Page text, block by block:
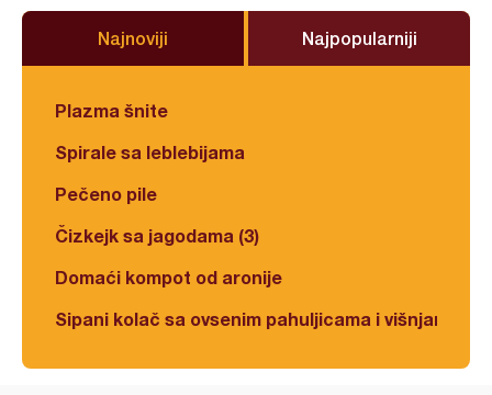
Najnoviji Najpopularniji
Plazma šnite
Spirale sa leblebijama
Pečeno pile
Čizkejk sa jagodama (3)
Domaći kompot od aronije
Sipani kolač sa ovsenim pahuljicama i višnjama